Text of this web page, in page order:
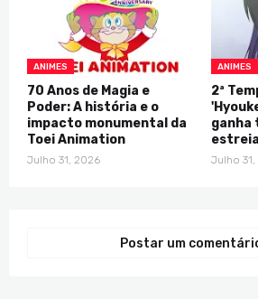
ANIMES
70 Anos de Magia e
Poder: A história e o
impacto monumental da
Toei Animation
Julho 31, 2026
ANIMES
2ª
ganha
estreia
Julho
Postar um